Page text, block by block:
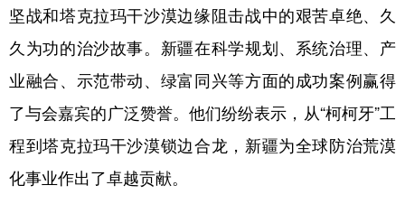
四川 贵州 云南 西藏
新疆 内蒙古 黑龙江
多语种频道
坚战和塔克拉玛干沙漠边缘阻击战中的艰苦卓绝、久
久为功的治沙故事。新疆在科学规划、系统治理、产
业融合、示范带动、绿富同兴等方面的成功案例赢得
了与会嘉宾的广泛赞誉。他们纷纷表示，从“柯柯牙”工
程到塔克拉玛干沙漠锁边合龙，新疆为全球防治荒漠
化事业作出了卓越贡献。